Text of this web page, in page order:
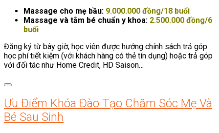
Massage cho mẹ bầu: 9.000.000 đồng/18 buổi
Massage và tắm bé chuẩn y khoa: 2.500.000 đồng/6
buổi
Đăng ký từ bây giờ, học viên được hưởng chính sách trả góp
học phí tiết kiệm (với khách hàng có thẻ tín dụng) hoặc trả góp
với đối tác như Home Credit, HD Saison…
Ưu Điểm Khóa Đào Tạo Chăm Sóc Mẹ Và
Bé Sau Sinh